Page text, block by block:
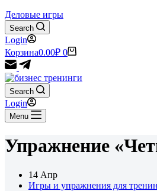
Деловые игры
Search
Login
Корзина0.00₽ 0
Search
Login
Menu
Упражнение
14 Апр
Игры и упражнения для